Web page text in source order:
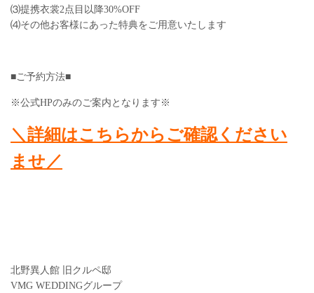
⑶提携衣裳2点目以降30%OFF
⑷その他お客様にあった特典をご用意いたします
■ご予約方法■
※公式HPのみのご案内となります※
＼詳細はこちらからご確認ください
ませ／
北野異人館 旧クルペ邸
VMG WEDDINGグループ